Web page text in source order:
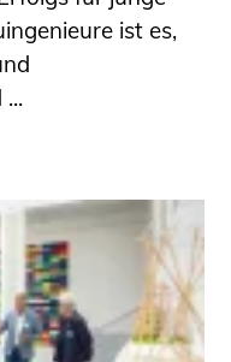
ist es,